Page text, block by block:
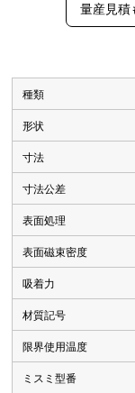
量産見積
種類
形状
寸法
寸法公差
表面処理
表面磁束密度
吸着力
材質記号
限界使用温度
ミスミ型番